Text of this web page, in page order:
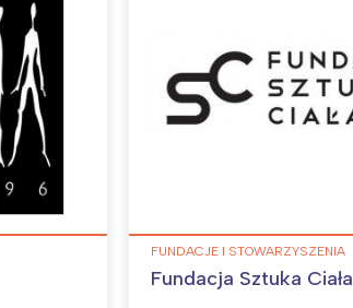
FUNDACJE I STOWARZYSZENIA
Fundacja Sztuka Ciała